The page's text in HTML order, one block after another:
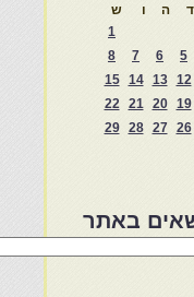
ד ה ו
ש
1
5
6
7
8
12
13
14
15
19
20
21
22
26
27
28
29
באתר